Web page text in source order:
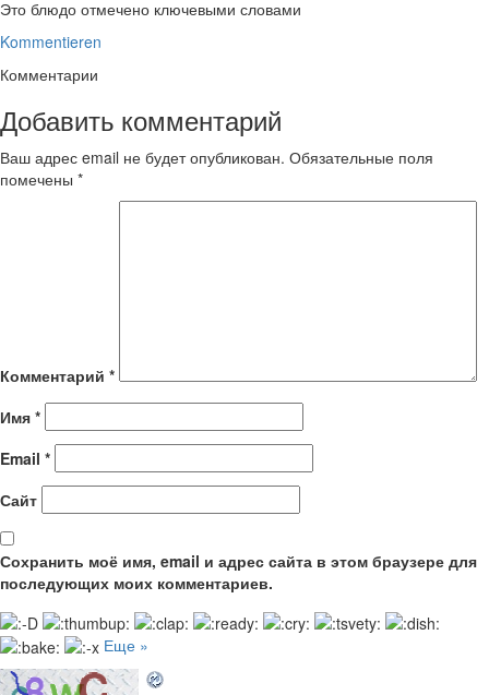
Это блюдо отмечено ключевыми словами
Kommentieren
Комментарии
Добавить комментарий
Ваш адрес email не будет опубликован. Обязательные поля
помечены *
Комментарий *
Имя *
Email *
Сайт
Сохранить моё имя, email и адрес сайта в этом браузере для
последующих моих комментариев.
Еще »